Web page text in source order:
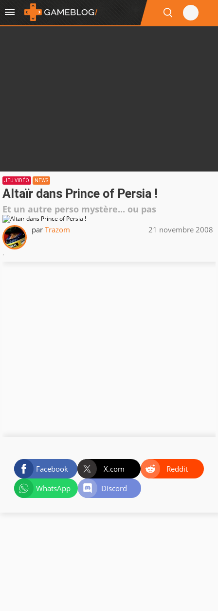
JEU VIDÉO NEWS
Altaïr dans Prince of Persia !
Et un autre perso mystère... ou pas
par Trazom 21 novembre 2008
.
Facebook X.com
Reddit
WhatsApp
Discord